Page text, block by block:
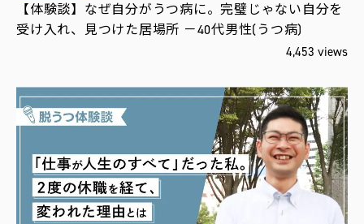
【体験談】なぜ自分がうつ病に。完璧じゃない自分を
受け入れ、見つけた居場所 －40代男性(うつ病)
4,453 views